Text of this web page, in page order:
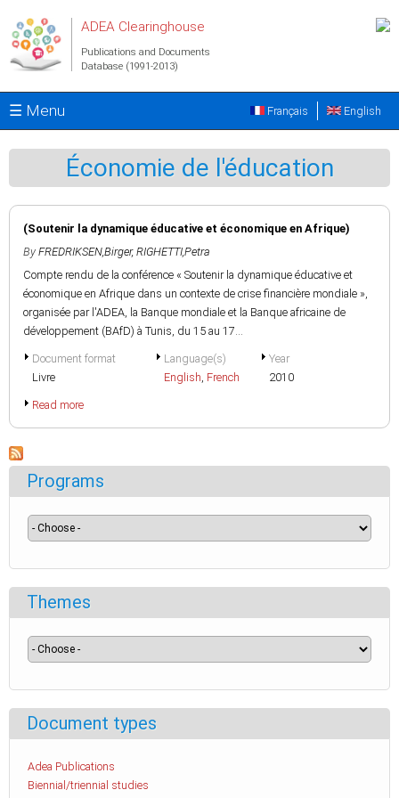
ADEA Clearinghouse
Publications and Documents
Database (1991-2013)
☰ Menu English
Français
Économie de l'éducation
(Soutenir la dynamique éducative et économique en Afrique)
By FREDRIKSEN,Birger, RIGHETTI,Petra
Compte rendu de la conférence « Soutenir la dynamique éducative et
économique en Afrique dans un contexte de crise financière mondiale »,
organisée par l'ADEA, la Banque mondiale et la Banque africaine de
développement (BAfD) à Tunis, du 15 au 17...
Document format
Livre
Language(s)
English, French
Year
2010
Read more
Programs
Themes
Document types
Adea Publications
Biennial/triennial studies